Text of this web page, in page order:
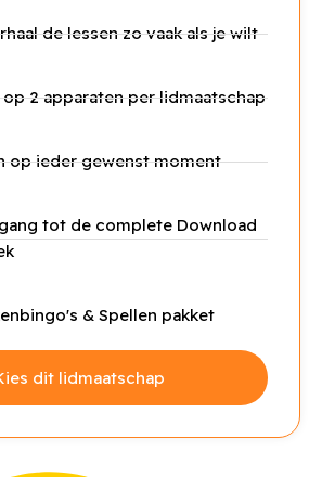
de lessen zo vaak als je wilt
2 apparaten per lidmaatschap
op ieder gewenst moment
tot de complete Download
& Spellen pakket
dit lidmaatschap